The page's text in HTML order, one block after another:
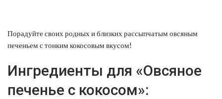
Порадуйте своих родных и близких рассыпчатым овсяным
печеньем с тонким кокосовым вкусом!
Ингредиенты для «Овсяное
печенье с кокосом»: